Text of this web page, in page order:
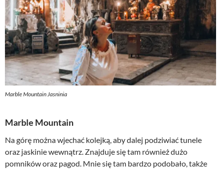
Marble Mountain Jasninia
Marble Mountain
Na górę można wjechać kolejką, aby dalej podziwiać tunele
oraz jaskinie wewnątrz. Znajduje się tam również dużo
pomników oraz pagod. Mnie się tam bardzo podobało, także